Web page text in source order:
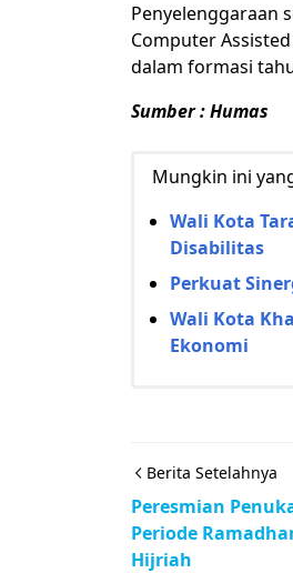
Penyelenggaraan
Computer
dalam formasi
Sumber : Humas
Mungkin ini
Wali Kota
Disabilitas
Perkuat
Wali Kota
Ekonomi
Berita Setelahnya
Peresmian
Periode
Hijriah